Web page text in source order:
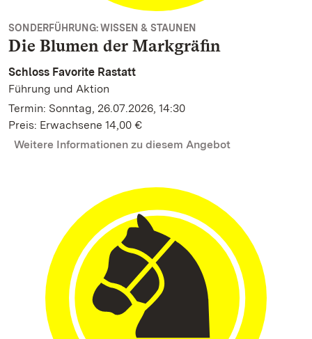
SONDERFÜHRUNG: WISSEN & STAUNEN
Die Blumen der Markgräfin
Schloss Favorite Rastatt
Führung und Aktion
Termin: Sonntag, 26.07.2026, 14:30
Preis: Erwachsene 14,00 €
Weitere Informationen zu diesem Angebot